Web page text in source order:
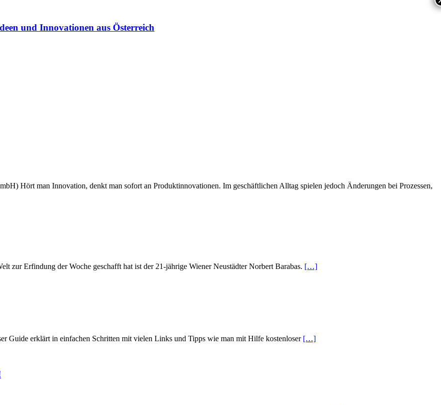
und Innovationen aus Österreich
Hört man Innovation, denkt man sofort an Produktinnovationen. Im geschäftlichen Alltag spielen jedoch Änderungen bei Prozessen,
zur Erfindung der Woche geschafft hat ist der 21-jährige Wiener Neustädter Norbert Barabas. […]
Guide erklärt in einfachen Schritten mit vielen Links und Tipps wie man mit Hilfe kostenloser […]